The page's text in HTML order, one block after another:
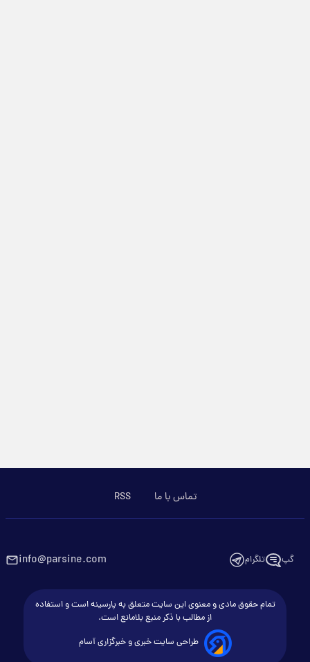
تماس با ما RSS
گپ تلگرام info@parsine.com
تمام حقوق مادی و معنوی این سایت متعلق به پارسینه است و استفاده
از مطالب با ذکر منبع بلامانع است.
طراحی سایت خبری و خبرگزاری آسام